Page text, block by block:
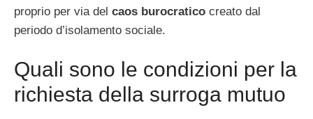
proprio per via del caos burocratico creato dal
periodo d’isolamento sociale.
Quali sono le condizioni per la
richiesta della surroga mutuo